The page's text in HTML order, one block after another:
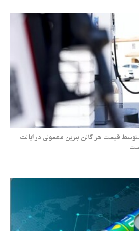
قیمت هر گالن بنزین معمولی در ایالت